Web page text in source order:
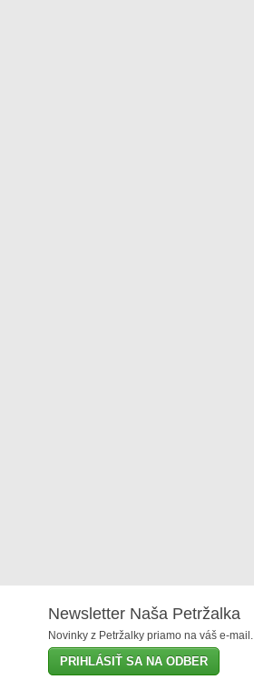
Newsletter Naša Petržalka
Novinky z Petržalky priamo na váš e-mail.
PRIHLÁSIŤ SA NA ODBER